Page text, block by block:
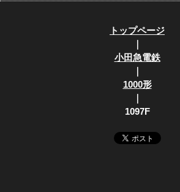
トップページ
｜
小田急電鉄
｜
1000形
｜
1097F